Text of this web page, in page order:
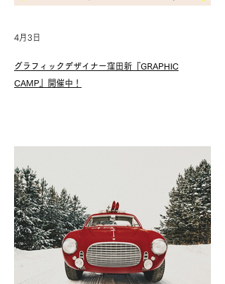
グラフィックデザイナー窪田新『GRAPHIC
CAMP』開催中！
4月3日